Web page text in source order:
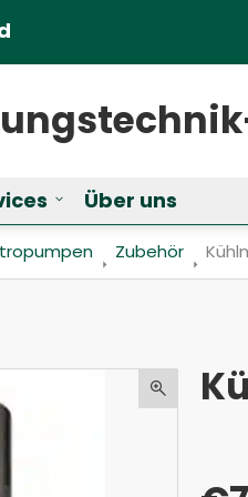
oder Fenster)
Untermenü für
Über uns
Zubehör